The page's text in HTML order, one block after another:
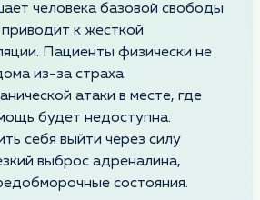
человека базовой свободы
к жесткой
Пациенты физически не
из-за страха
атаки в месте, где
будет недоступна.
себя выйти через силу
выброс адреналина,
состояния.